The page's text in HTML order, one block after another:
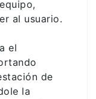
al usuario.
el
de
la